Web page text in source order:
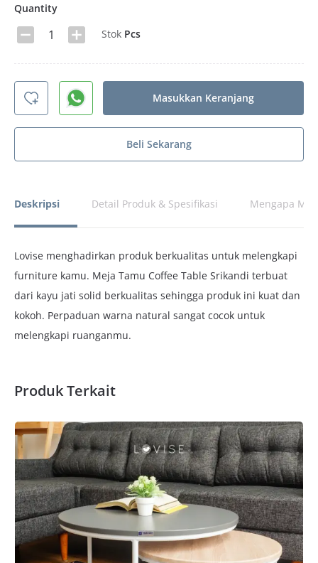
Quantity
Stok Pcs
Masukkan Keranjang
Beli Sekarang
Deskripsi Detail Produk & Spesifikasi Mengapa
Lovise menghadirkan produk berkualitas untuk melengkapi
furniture kamu. Meja Tamu Coffee Table Srikandi terbuat
dari kayu jati solid berkualitas sehingga produk ini kuat dan
kokoh. Perpaduan warna natural sangat cocok untuk
melengkapi ruanganmu.
Produk Terkait